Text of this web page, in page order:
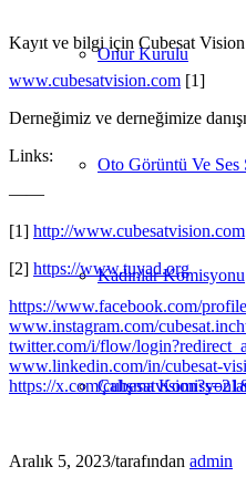
Onur Kurulu
Oto Görüntü Ve Ses
Kadınlar Komisyonu
Çalışma
Kayıt ve bilgi için Cubesat
www.cubesatvision.com [1]
Derneğimiz ve derneğimize
Links:
——
[1] http://www.cubesatvision.com
[2] https://www.tuyad.org
https://www.facebook.com/
www.instagram.com/
twitter.com/i/flow/
www.linkedin.com/in/cubesat-
https://x.com/
Aralık 5, 2023/tarafından admin